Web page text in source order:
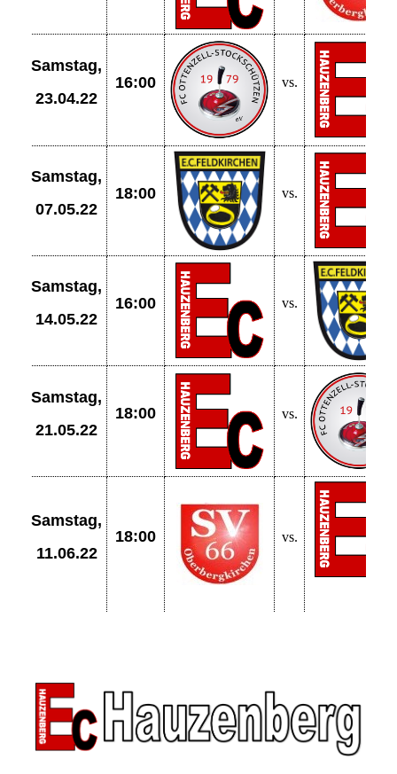
Samstag,
23.04.22
16:00 vs.
Samstag,
07.05.22
18:00 vs.
Samstag,
14.05.22
16:00 vs.
Samstag,
21.05.22
18:00 vs.
Samstag,
11.06.22
18:00 vs.